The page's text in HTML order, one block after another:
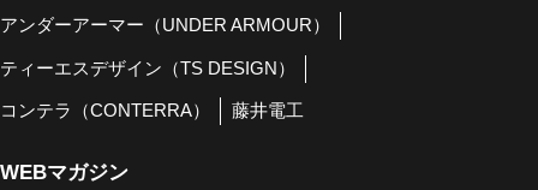
アンダーアーマー（UNDER ARMOUR）
ティーエスデザイン（TS DESIGN）
コンテラ（CONTERRA） 藤井電工
WEBマガジン